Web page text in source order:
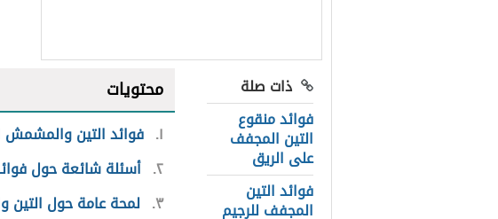
ذات صلة
فوائد منقوع
التين المجفف
على الريق
فوائد التين
المجفف للرجيم
محتويات
١ فوائد التين
٢ أسئلة شائعة حول
٣ لمحة عامة حول